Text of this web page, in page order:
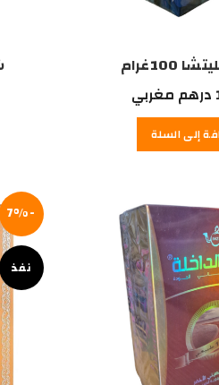
درهم مغربي
إلى السلة
-7%
نفذ